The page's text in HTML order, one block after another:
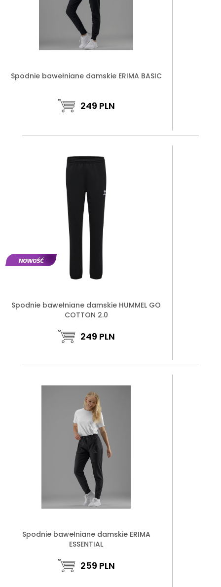
Spodnie bawełniane damskie ERIMA BASIC
249 PLN
Spodnie bawełniane damskie HUMMEL GO
COTTON 2.0
249 PLN
Spodnie bawełniane damskie ERIMA
ESSENTIAL
259 PLN